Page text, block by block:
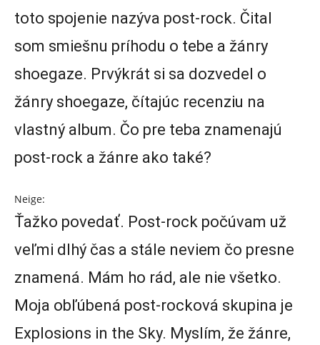
toto spojenie nazýva post-rock. Čital
som smiešnu príhodu o tebe a žánry
shoegaze. Prvýkrát si sa dozvedel o
žánry shoegaze, čítajúc recenziu na
vlastný album. Čo pre teba znamenajú
post-rock a žánre ako také?
Neige:
Ťažko povedať. Post-rock počúvam už
veľmi dlhý čas a stále neviem čo presne
znamená. Mám ho rád, ale nie všetko.
Moja obľúbená post-rocková skupina je
Explosions in the Sky. Myslím, že žánre,